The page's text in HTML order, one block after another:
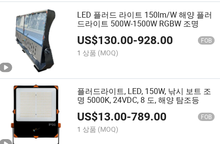
LED 플러드 라이트 150lm/W 해양 플러
드라이트 500W-1500W RGBW 조명
US$130.00-928.00 FOB
1 상품 (MOQ)
플러드라이트, LED, 150W, 낚시 보트 조
명 5000K, 24VDC, 8 도, 해양 탐조등
US$13.00-789.00 FOB
1 상품 (MOQ)